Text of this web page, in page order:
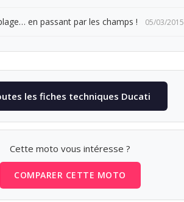
en passant par les champs ! 05/03/2015
les fiches techniques Ducati
Cette moto vous intéresse ?
COMPARER CETTE MOTO